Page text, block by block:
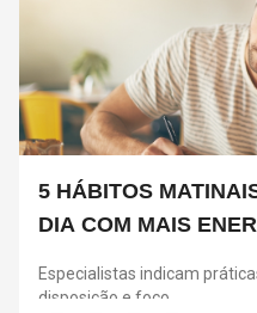
5 HÁBITOS
DIA COM MAIS
Especialistas indicam
disposição e foco